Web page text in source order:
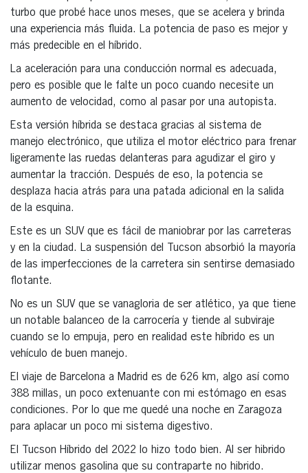
turbo que probé hace unos meses, que se acelera y brinda
una experiencia más fluida. La potencia de paso es mejor y
más predecible en el híbrido.
La aceleración para una conducción normal es adecuada,
pero es posible que le falte un poco cuando necesite un
aumento de velocidad, como al pasar por una autopista.
Esta versión híbrida se destaca gracias al sistema de
manejo electrónico, que utiliza el motor eléctrico para frenar
ligeramente las ruedas delanteras para agudizar el giro y
aumentar la tracción. Después de eso, la potencia se
desplaza hacia atrás para una patada adicional en la salida
de la esquina.
Este es un SUV que es fácil de maniobrar por las carreteras
y en la ciudad. La suspensión del Tucson absorbió la mayoría
de las imperfecciones de la carretera sin sentirse demasiado
flotante.
No es un SUV que se vanagloria de ser atlético, ya que tiene
un notable balanceo de la carrocería y tiende al subviraje
cuando se lo empuja, pero en realidad este híbrido es un
vehículo de buen manejo.
El viaje de Barcelona a Madrid es de 626 km, algo así como
388 millas, un poco extenuante con mi estómago en esas
condiciones. Por lo que me quedé una noche en Zaragoza
para aplacar un poco mi sistema digestivo.
El Tucson Híbrido del 2022 lo hizo todo bien. Al ser hibrido
utilizar menos gasolina que su contraparte no hibrido.